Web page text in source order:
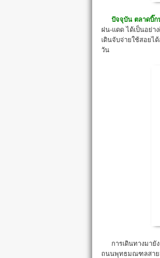
ปัจจุบัน ตลาดบิ๊ก
ฝน-แดด ได้เป็นอย่า
เดินจับจ่ายใช้สอยไ
วัน
การเดินทางมายัง
ถนนพุทธมณฑลสาย